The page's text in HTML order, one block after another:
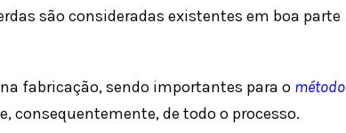
são consideradas existentes em boa parte
fabricação, sendo importantes para o método
consequentemente, de todo o processo.